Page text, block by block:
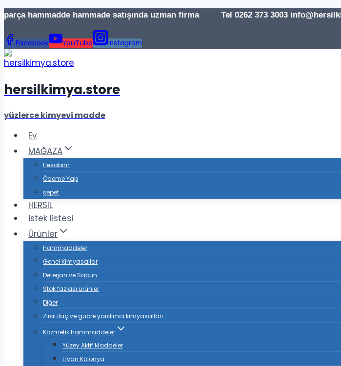
İçeriğe
parça hammadde hammade satışında uzman firma Tel 0262 373 3003
Facebook YouTube Instagram
hersilkimya.store
yüzlerce kimyevi madde
Ev
MAĞAZA
Hesabım
Ödeme Yap
sepet
HERSIL
istek listesi
Ürünler
Hammaddeler
Genel Kimyasallar
Deterjan ve Sabun
Stok fazlası ürünler
Diğer
Zirai ilaç ve gübre yardımcı kimyasalları
Kozmetik hammaddeler
Yüzey Aktif Maddeler
Elvan Kolonya